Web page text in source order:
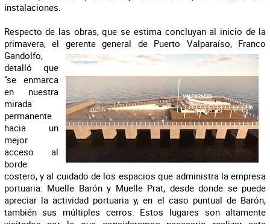
instalaciones.
Respecto de las obras, que se estima concluyan al inicio de la
primavera, el gerente general de Puerto Valparaíso, Franco
Gandolfo,
detalló que
“se enmarca
en nuestra
mirada
permanente
hacia un
mejor
acceso al
borde
costero, y al cuidado de los espacios que administra la empresa
portuaria: Muelle Barón y Muelle Prat, desde donde se puede
apreciar la actividad portuaria y, en el caso puntual de Barón,
también sus múltiples cerros. Estos lugares son altamente